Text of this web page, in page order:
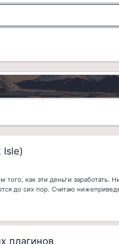
Isle)
как эти деньги заработать.
до сих пор. Считаю
плагинов